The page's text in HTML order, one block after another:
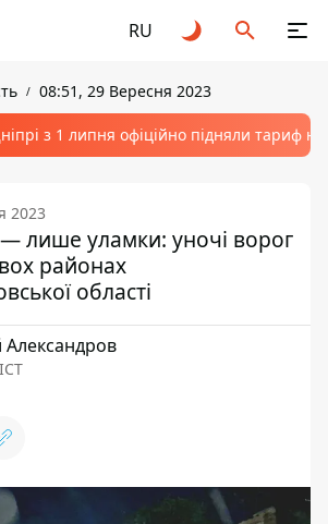
RU
08:51, 29 Вересня 2023
з 1 липня офіційно підняли тариф
2023
— лише уламки: уночі ворог
районах
області
Александров